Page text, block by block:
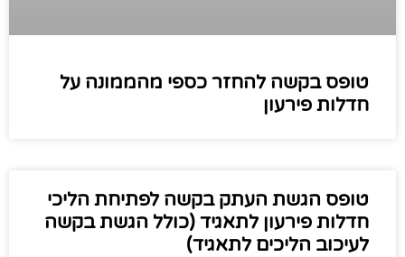
טופס בקשה להחזר כספי מהממונה על
חדלות פירעון
טופס הגשת העתק בקשה לפתיחת הליכי
חדלות פירעון לתאגיד (כולל הגשת בקשה
לעיכוב הליכים לתאגיד)